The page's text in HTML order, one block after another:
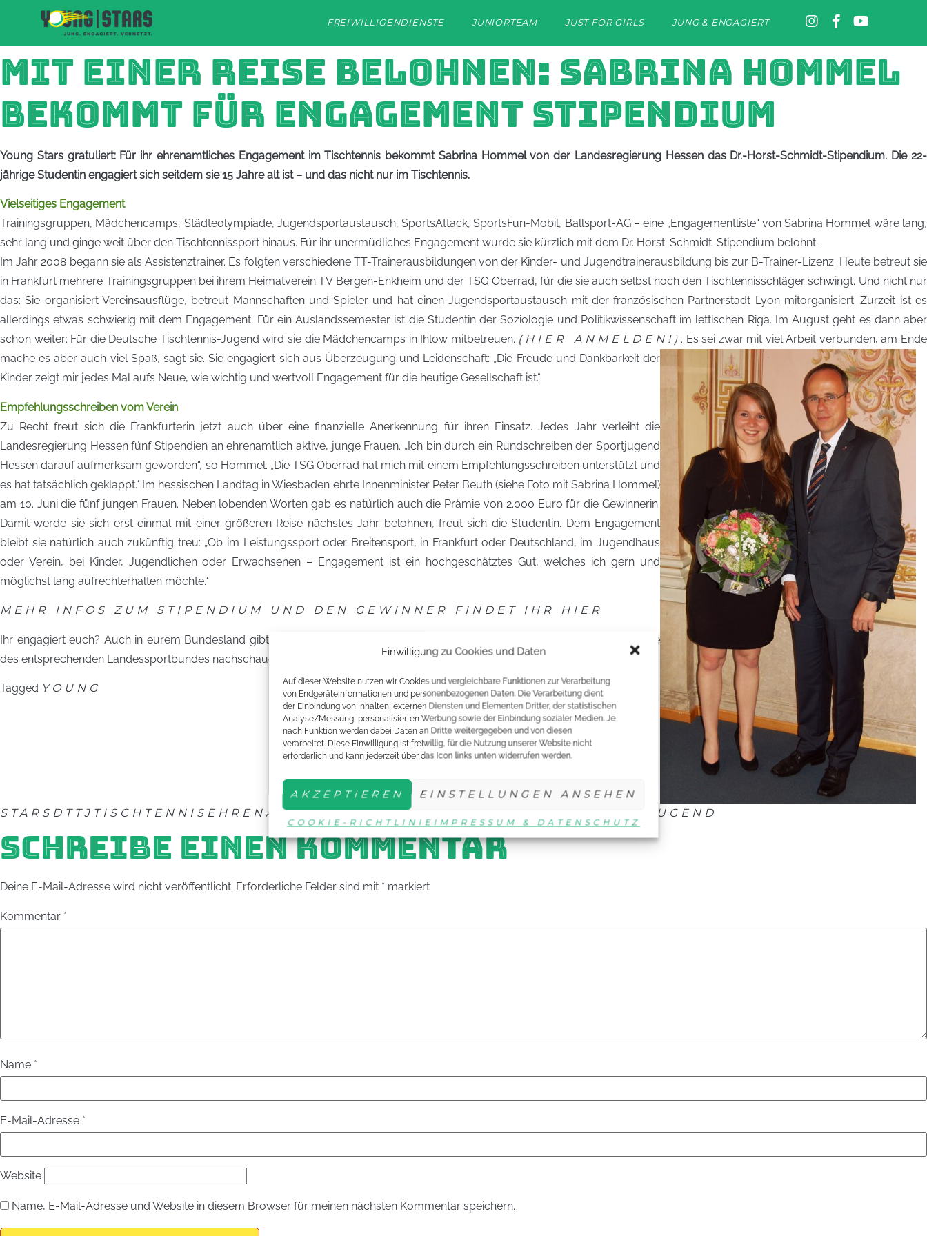
Einwilligung zu Cookies und Daten
Auf dieser Website nutzen wir Cookies und vergleichbare Funktionen zur Verarbeitung
von Endgeräteinformationen und personenbezogenen Daten. Die Verarbeitung dient
der Einbindung von Inhalten, externen Diensten und Elementen Dritter, der statistischen
Analyse/Messung, personalisierten Werbung sowie der Einbindung sozialer Medien. Je
nach Funktion werden dabei Daten an Dritte weitergegeben und von diesen
verarbeitet. Diese Einwilligung ist freiwillig, für die Nutzung unserer Website nicht
erforderlich und kann jederzeit über das Icon links unten widerrufen werden.
AKZEPTIEREN EINSTELLUNGEN ANSEHEN
COOKIE-RICHTLINIE IMPRESSUM & DATENSCHUTZ
FREIWILLIGENDIENSTE JUNIORTEAM JUST FOR GIRLS JUNG & ENGAGIERT
MIT EINER REISE BELOHNEN: SABRINA HOMMEL
BEKOMMT FÜR ENGAGEMENT STIPENDIUM
Young Stars gratuliert: Für ihr ehrenamtliches Engagement im Tischtennis bekommt Sabrina Hommel von der Landesregierung Hessen das Dr.-Horst-Schmidt-Stipendium. Die 22-
jährige Studentin engagiert sich seitdem sie 15 Jahre alt ist – und das nicht nur im Tischtennis.
Vielseitiges Engagement
Trainingsgruppen, Mädchencamps, Städteolympiade, Jugendsportaustausch, SportsAttack, SportsFun-Mobil, Ballsport-AG – eine „Engagementliste“ von Sabrina Hommel wäre lang,
sehr lang und ginge weit über den Tischtennissport hinaus. Für ihr unermüdliches Engagement wurde sie kürzlich mit dem Dr. Horst-Schmidt-Stipendium belohnt.
Im Jahr 2008 begann sie als Assistenztrainer. Es folgten verschiedene TT-Trainerausbildungen von der Kinder- und Jugendtrainerausbildung bis zur B-Trainer-Lizenz. Heute betreut sie
in Frankfurt mehrere Trainingsgruppen bei ihrem Heimatverein TV Bergen-Enkheim und der TSG Oberrad, für die sie auch selbst noch den Tischtennisschläger schwingt. Und nicht nur
das: Sie organisiert Vereinsausflüge, betreut Mannschaften und Spieler und hat einen Jugendsportaustausch mit der französischen Partnerstadt Lyon mitorganisiert. Zurzeit ist es
allerdings etwas schwierig mit dem Engagement. Für ein Auslandssemester ist die Studentin der Soziologie und Politikwissenschaft im lettischen Riga. Im August geht es dann aber
schon weiter: Für die Deutsche Tischtennis-Jugend wird sie die Mädchencamps in Ihlow mitbetreuen. (HIER ANMELDEN!) . Es sei zwar mit viel Arbeit verbunden, am Ende
mache es aber auch viel Spaß, sagt sie. Sie engagiert sich aus Überzeugung und Leidenschaft: „Die Freude und Dankbarkeit der
Kinder zeigt mir jedes Mal aufs Neue, wie wichtig und wertvoll Engagement für die heutige Gesellschaft ist.“
Empfehlungsschreiben vom Verein
Zu Recht freut sich die Frankfurterin jetzt auch über eine finanzielle Anerkennung für ihren Einsatz. Jedes Jahr verleiht die
Landesregierung Hessen fünf Stipendien an ehrenamtlich aktive, junge Frauen. „Ich bin durch ein Rundschreiben der Sportjugend
Hessen darauf aufmerksam geworden“, so Hommel. „Die TSG Oberrad hat mich mit einem Empfehlungsschreiben unterstützt und
es hat tatsächlich geklappt.“ Im hessischen Landtag in Wiesbaden ehrte Innenminister Peter Beuth (siehe Foto mit Sabrina Hommel)
am 10. Juni die fünf jungen Frauen. Neben lobenden Worten gab es natürlich auch die Prämie von 2.000 Euro für die Gewinnerin.
Damit werde sie sich erst einmal mit einer größeren Reise nächstes Jahr belohnen, freut sich die Studentin. Dem Engagement
bleibt sie natürlich auch zukünftig treu: „Ob im Leistungssport oder Breitensport, in Frankfurt oder Deutschland, im Jugendhaus
oder Verein, bei Kinder, Jugendlichen oder Erwachsenen – Engagement ist ein hochgeschätztes Gut, welches ich gern und
möglichst lang aufrechterhalten möchte.“
MEHR INFOS ZUM STIPENDIUM UND DEN GEWINNER FINDET IHR HIER
Ihr engagiert euch? Auch in eurem Bundesland gibt es sicher einen Ehrenamtspreis. Einfach mal googlen oder auf der Website
des entsprechenden Landessportbundes nachschauen.
Tagged YOUNG
STARS DTTJ TISCHTENNIS EHRENAMTHESSENPREIS LANDESSPORTJUGEND
SCHREIBE EINEN KOMMENTAR
Deine E-Mail-Adresse wird nicht veröffentlicht. Erforderliche Felder sind mit * markiert
Kommentar *
Name *
E-Mail-Adresse *
Website
Name, E-Mail-Adresse und Website in diesem Browser für meinen nächsten Kommentar speichern.